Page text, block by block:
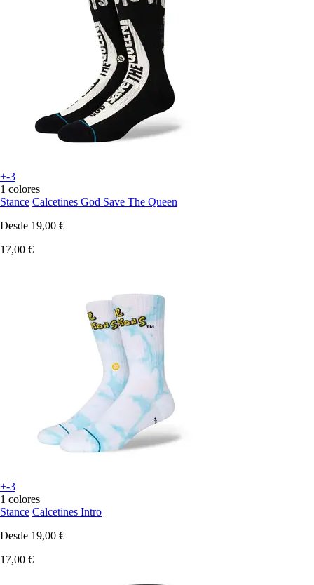
+-3
1 colores
Stance Calcetines God Save The Queen
Desde 19,00 €
17,00 €
+-3
1 colores
Stance Calcetines Intro
Desde 19,00 €
17,00 €